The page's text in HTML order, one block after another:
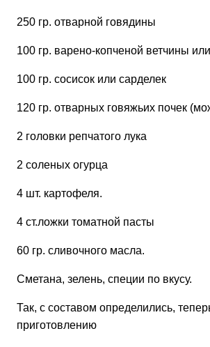
250 гр. отварной говядины
100 гр. варено-копченой ветчины
100 гр. сосисок или сарделек
120 гр. отварных говяжьих почек
2 головки репчатого лука
2 соленых огурца
4 шт. картофеля.
4 ст.ложки томатной пасты
60 гр. сливочного масла.
Сметана, зелень, специи по вкусу.
Так, с составом определились,
приготовлению